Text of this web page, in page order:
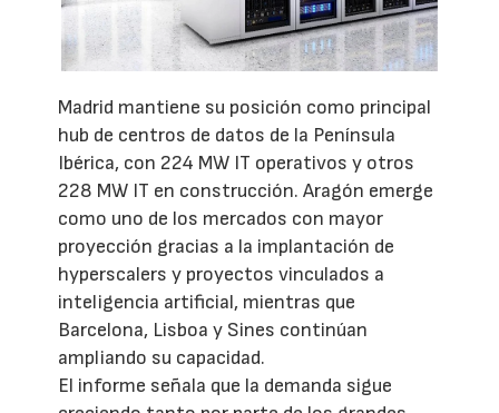
Madrid mantiene su posición como principal
hub de centros de datos de la Península
Ibérica, con 224 MW IT operativos y otros
228 MW IT en construcción. Aragón emerge
como uno de los mercados con mayor
proyección gracias a la implantación de
hyperscalers y proyectos vinculados a
inteligencia artificial, mientras que
Barcelona, Lisboa y Sines continúan
ampliando su capacidad.
El informe señala que la demanda sigue